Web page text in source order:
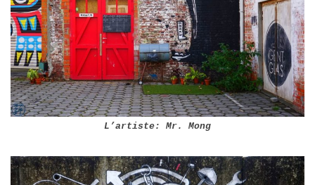
L’artiste: Mr. Mong